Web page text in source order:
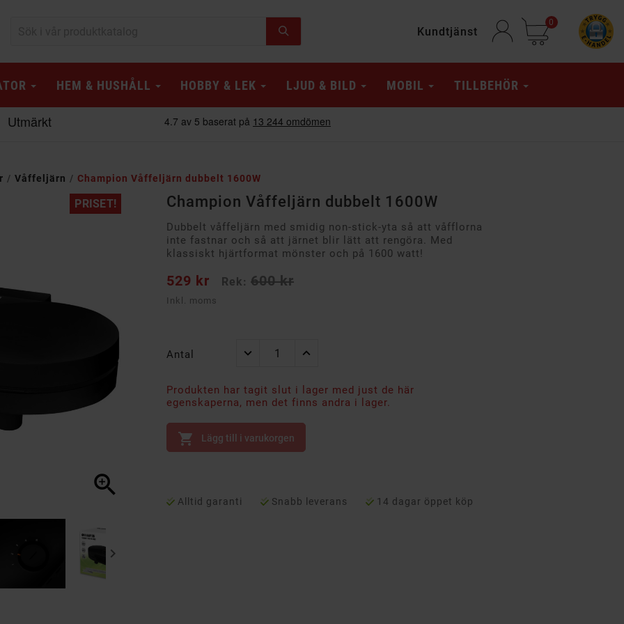
Kundtjänst
0
HEM & HUSHÅLL HOBBY & LEK LJUD & BILD MOBIL TILLBEHÖR
Våffeljärn Champion Våffeljärn dubbelt 1600W
PRISET!


Champion Våffeljärn dubbelt 1600W
Dubbelt våffeljärn med smidig non-stick-yta så att våfflorna
inte fastnar och så att järnet blir lätt att rengöra. Med
klassiskt hjärtformat mönster och på 1600 watt!
529 kr Rek: 600 kr
Inkl. moms
Antal
Produkten har tagit slut i lager med just de här
egenskaperna, men det finns andra i lager.
 Lägg till i varukorgen
Alltid garanti Snabb leverans 14 dagar öppet köp